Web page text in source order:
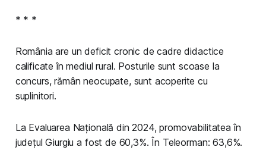
* * *
România are un deficit cronic de cadre didactice
calificate în mediul rural. Posturile sunt scoase la
concurs, rămân neocupate, sunt acoperite cu
suplinitori.
La Evaluarea Națională din 2024, promovabilitatea în
județul Giurgiu a fost de 60,3%. În Teleorman: 63,6%.